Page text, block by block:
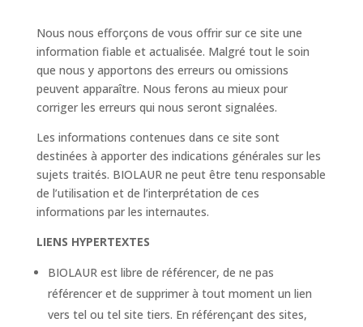
Nous nous efforçons de vous offrir sur ce site une
information fiable et actualisée. Malgré tout le soin
que nous y apportons des erreurs ou omissions
peuvent apparaître. Nous ferons au mieux pour
corriger les erreurs qui nous seront signalées.
Les informations contenues dans ce site sont
destinées à apporter des indications générales sur les
sujets traités. BIOLAUR ne peut être tenu responsable
de l’utilisation et de l’interprétation de ces
informations par les internautes.
LIENS HYPERTEXTES
BIOLAUR est libre de référencer, de ne pas
référencer et de supprimer à tout moment un lien
vers tel ou tel site tiers. En référençant des sites,